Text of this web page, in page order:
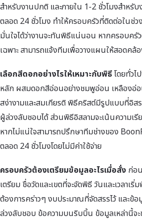
สำหรับงานปกติ และภายใน 1-2 ชั่วโมงสำห
ตลอด 24 ชั่วโมง ทำให้ครอบครัวที่ติดต่อในช่ว
มั่นใจได้ว่างานจะทันพิธีแน่นอน หากครอบครัว
เฉพาะ สามารถแจ้งทีมเพื่อวางแผนให้สอดค
เลือกสีดอกอย่างไรให้เหมาะกับพิธีโดยทั่วไ
หลัก ผสมดอกสีอ่อนอย่างชมพูอ่อน เหลืองอ่
สง่างามและสมเกียรติ พิธีคริสต์มีรูปแบบที่อิส
ผู้ล่วงลับชอบได้ ส่วนพิธีอิสลามจะเน้นความเรี
หากไม่แน่ใจสามารถปรึกษาทีมช่างของ
ตลอด 24 ชั่วโมงโดยไม่มีค่าใช้จ่าย
ครอบครัวต้องเตรียมข้อมูลอะไรเมื่อสั่ง ก่อ
เตรียม ชื่อวัดและเขตที่จะจัดพิธี วันและเวลาเ
ต้องการคร่าวๆ งบประมาณที่จัดสรรไว้ และข้
ล่วงลับชอบ ข้อความบนริบบิ้น ข้อมูลเหล่านี้จ